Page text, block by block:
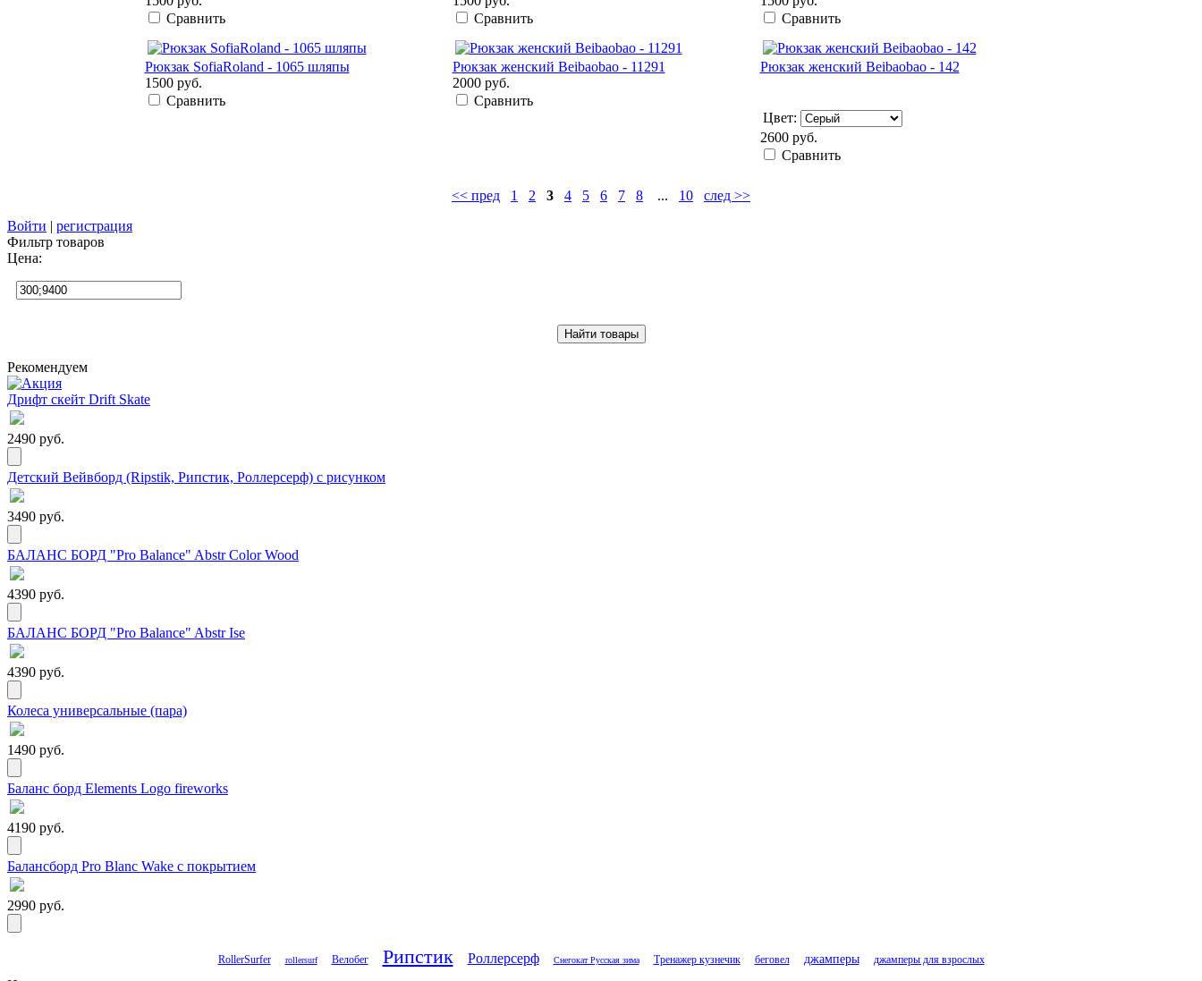
Сравнить
Сравнить
Сравнить
Рюкзак SofiaRoland - 1065 шляпы
1500 руб.
Сравнить
Рюкзак женский Beibaobao - 11291
2000 руб.
Сравнить
Рюкзак женский Beibaobao - 142
Цвет:
2600 руб.
Сравнить
<< пред 1 2 3 4 5 6 7 8 ... 10
след >>
Войти | регистрация
Фильтр товаров
Цена:
Рекомендуем
Дрифт скейт Drift Skate
2490 руб.
Детский Вейвборд (Ripstik, Рипстик, Роллерсерф) с рисунком
3490 руб.
БАЛАНС БОРД "Pro Balance" Abstr Color Wood
4390 руб.
БАЛАНС БОРД "Pro Balance" Abstr Ise
4390 руб.
Колеса универсальные (пара)
1490 руб.
Баланс борд Elements Logo fireworks
4190 руб.
Балансборд Pro Blanc Wake с покрытием
2990 руб.
RollerSurfer rollersurf Велобег Рипстик Роллерсерф Снегокат Русская зима Тренажер кузнечик беговел джамперы джамперы для взрослых